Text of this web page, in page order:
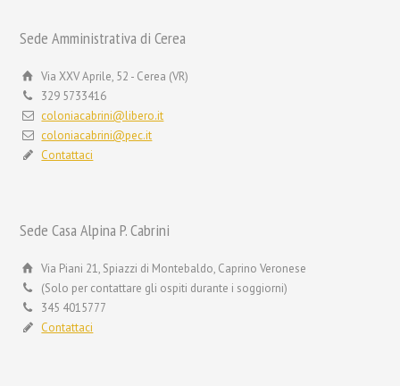
Sede Amministrativa di Cerea
Via XXV Aprile, 52 - Cerea (VR)
329 5733416
coloniacabrini@libero.it
coloniacabrini@pec.it
Contattaci
Sede Casa Alpina P. Cabrini
Via Piani 21, Spiazzi di Montebaldo, Caprino Veronese
(Solo per contattare gli ospiti durante i soggiorni)
345 4015777
Contattaci